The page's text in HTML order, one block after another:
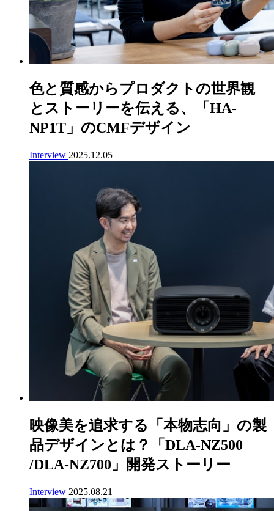
色と質感からプロダクトの世界観
とストーリーを伝える、
「HA-
NP1T」 のCMFデザイン
Interview 2025.12.05
映像美を追求する 「本物志向」 の製
品デザインとは？
「DLA-NZ500
/DLA-NZ700」
開発ストーリー
Interview 2025.08.21